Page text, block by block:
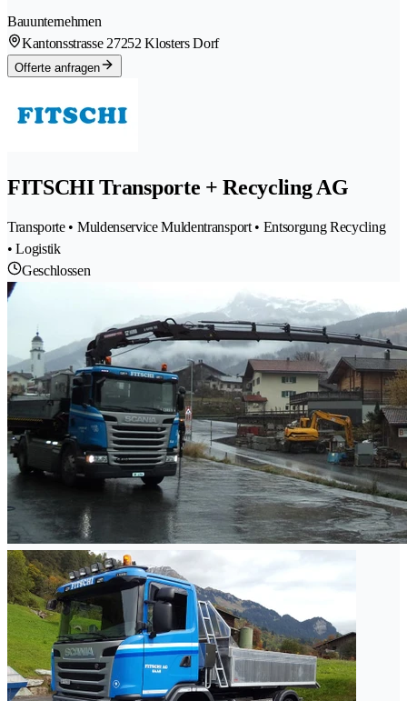
Bauunternehmen
Kantonsstrasse 27252 Klosters Dorf
Offerte anfragen
FITSCHI Transporte + Recycling AG
Transporte • Muldenservice Muldentransport • Entsorgung Recycling
• Logistik
Geschlossen